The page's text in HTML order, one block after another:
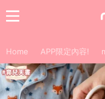
Home APP限定內容!